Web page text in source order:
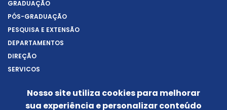
GRADUAÇÃO
PÓS-GRADUAÇÃO
PESQUISA E EXTENSÃO
DEPARTAMENTOS
DIREÇÃO
SERVIÇOS
REITORIANosso site utiliza cookies para melhorar
sua experiência e personalizar conteúdo